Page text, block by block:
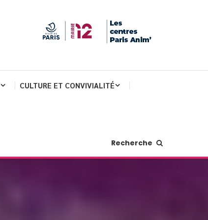
CULTURE ET CONVIVIALITÉ
Recherche